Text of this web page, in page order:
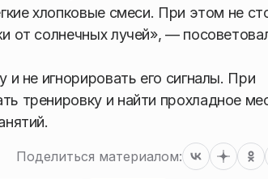
хлопковые смеси. При этом не
от солнечных лучей», —
не игнорировать его сигналы. При
тренировку и найти прохладное
Поделиться материалом: